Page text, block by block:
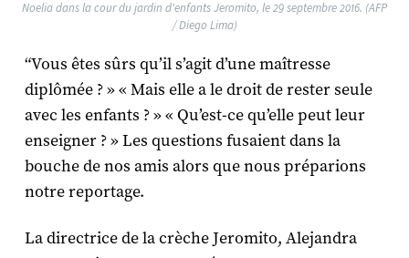
Noelia dans la cour du jardin d'enfants Jeromito, le 29 septembre 2016. (AFP
/ Diego Lima)
“Vous êtes sûrs qu’il s’agit d’une maîtresse
diplômée ? » « Mais elle a le droit de rester seule
avec les enfants ? » « Qu’est-ce qu’elle peut leur
enseigner ? » Les questions fusaient dans la
bouche de nos amis alors que nous préparions
notre reportage.
La directrice de la crèche Jeromito, Alejandra